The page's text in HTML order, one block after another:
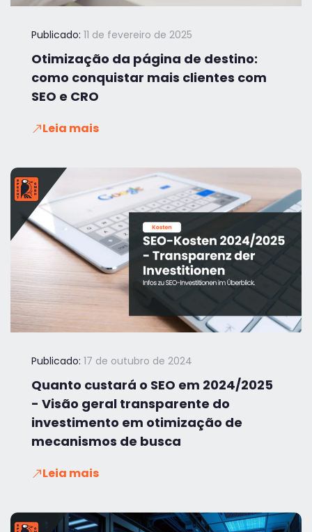
Publicado: 11 de fevereiro de 2025
Otimização da página de destino:
como conquistar mais clientes com
SEO e CRO
Leia mais
Publicado: 17 de outubro de 2024
Quanto custará o SEO em 2024/2025
- Visão geral transparente do
investimento em otimização de
mecanismos de busca
Leia mais